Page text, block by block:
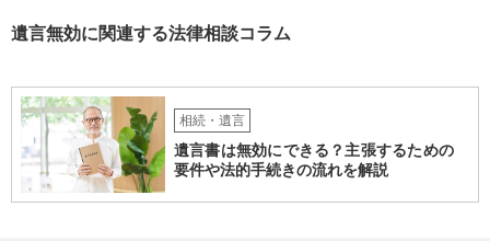
遺言無効に関連する法律相談コラム
相続・遺言
遺言書は無効にできる？主張するための
要件や法的手続きの流れを解説